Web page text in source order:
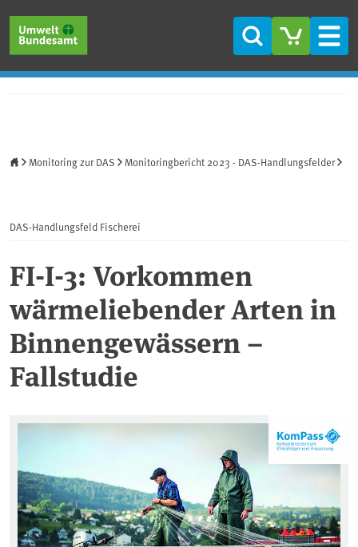
Suche
Monitoring zur DAS Monitoringbericht 2023 - DAS-Handlungsfelder
DAS-Handlungsfeld Fischerei
FI-I-3: Vorkommen
wärmeliebender Arten in
Binnengewässern –
Fallstudie